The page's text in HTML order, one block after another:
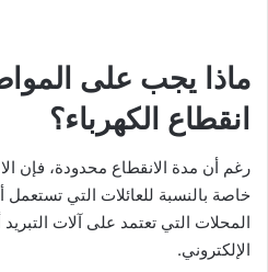
ماذا يجب على
انقطاع الكهرباء؟
رغم أن مدة الانقطاع محدودة، فإن
خاصة بالنسبة للعائلات التي تستعمل
المحلات التي تعتمد على آلات
الإلكتروني.